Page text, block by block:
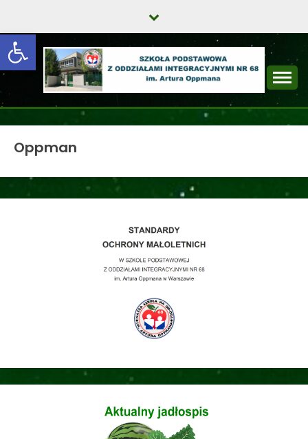
Open toolbar
content
SZKOŁA
PODSTAWOWA Z
INTEGRACYJNYMI
OPPMANA
Oppman